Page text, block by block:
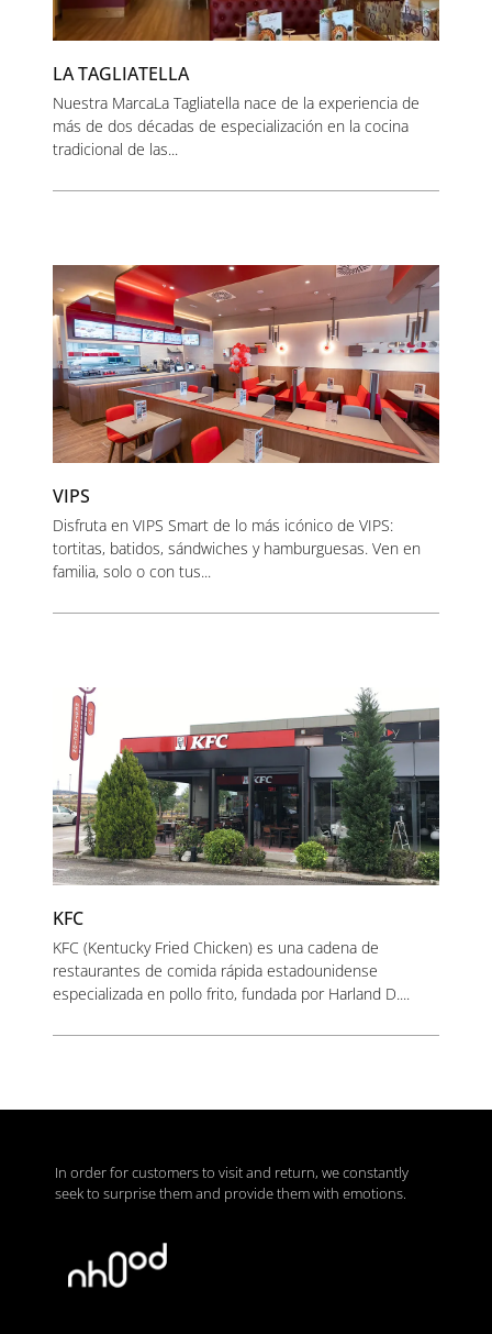
LA TAGLIATELLA
Nuestra MarcaLa Tagliatella nace de la experiencia de
más de dos décadas de especialización en la cocina
tradicional de las...
VIPS
Disfruta en VIPS Smart de lo más icónico de VIPS:
tortitas, batidos, sándwiches y hamburguesas. Ven en
familia, solo o con tus...
KFC
KFC (Kentucky Fried Chicken) es una cadena de
restaurantes de comida rápida estadounidense
especializada en pollo frito, fundada por Harland D....
In order for customers to visit and return, we constantly
seek to surprise them and provide them with emotions.